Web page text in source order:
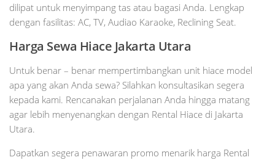
dilipat untuk menyimpang tas atau bagasi Anda. Lengkap
dengan fasilitas: AC, TV, Audiao Karaoke, Reclining Seat.
Harga Sewa Hiace Jakarta Utara
Untuk benar – benar mempertimbangkan unit hiace model
apa yang akan Anda sewa? Silahkan konsultasikan segera
kepada kami. Rencanakan perjalanan Anda hingga matang
agar lebih menyenangkan dengan Rental Hiace di Jakarta
Utara.
Dapatkan segera penawaran promo menarik harga Rental